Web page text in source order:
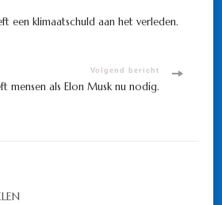
een klimaatschuld aan het verleden.
Volgend bericht
mensen als Elon Musk nu nodig.